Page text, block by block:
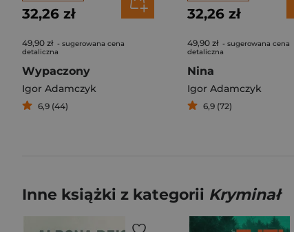
32,26 zł
49,90 zł - sugerowana cena
detaliczna
Wypaczony
Igor Adamczyk
6,9 (44)
32,26 zł
49,90 zł - sugerowana cena
detaliczna
Nina
Igor Adamczyk
6,9 (72)
Inne książki z kategorii Kryminał